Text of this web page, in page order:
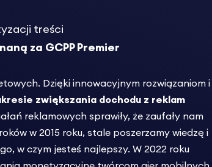
treści
za GCPP Premier
Dzięki innowacyjnym rozwiązaniom i
zwiększania dochodu z reklam
reklamowych sprawiły, że zaufały nam
w 2015 roku, stale poszerzamy wiedzę i
w czym jesteś najlepszy. W 2022 roku